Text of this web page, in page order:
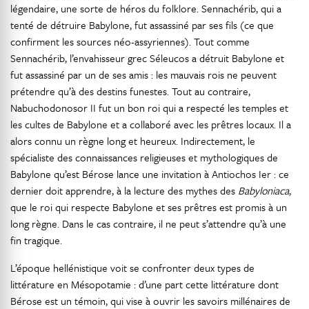
légendaire, une sorte de héros du folklore. Sennachérib, qui a
tenté de détruire Babylone, fut assassiné par ses fils (ce que
confirment les sources néo-assyriennes). Tout comme
Sennachérib, l’envahisseur grec Séleucos a détruit Babylone et
fut assassiné par un de ses amis : les mauvais rois ne peuvent
prétendre qu’à des destins funestes. Tout au contraire,
Nabuchodonosor II fut un bon roi qui a respecté les temples et
les cultes de Babylone et a collaboré avec les prêtres locaux. Il a
alors connu un règne long et heureux. Indirectement, le
spécialiste des connaissances religieuses et mythologiques de
Babylone qu’est Bérose lance une invitation à Antiochos Ier : ce
dernier doit apprendre, à la lecture des mythes des Babyloniaca,
que le roi qui respecte Babylone et ses prêtres est promis à un
long règne. Dans le cas contraire, il ne peut s’attendre qu’à une
fin tragique.
L’époque hellénistique voit se confronter deux types de
littérature en Mésopotamie : d’une part cette littérature dont
Bérose est un témoin, qui vise à ouvrir les savoirs millénaires de